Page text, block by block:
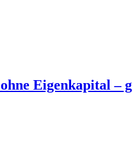
Eigenkapital –